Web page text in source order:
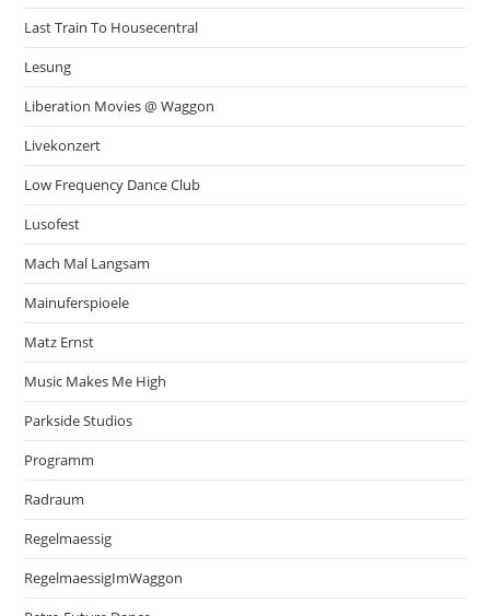
Last Train To Housecentral
Lesung
Liberation Movies @ Waggon
Livekonzert
Low Frequency Dance Club
Lusofest
Mach Mal Langsam
Mainuferspioele
Matz Ernst
Music Makes Me High
Parkside Studios
Programm
Radraum
Regelmaessig
RegelmaessigImWaggon